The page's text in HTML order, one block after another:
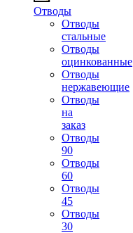
Отводы
Отводы
стальные
Отводы
оцинкованные
Отводы
нержавеющие
Отводы
на
заказ
Отводы
90
Отводы
60
Отводы
45
Отводы
30